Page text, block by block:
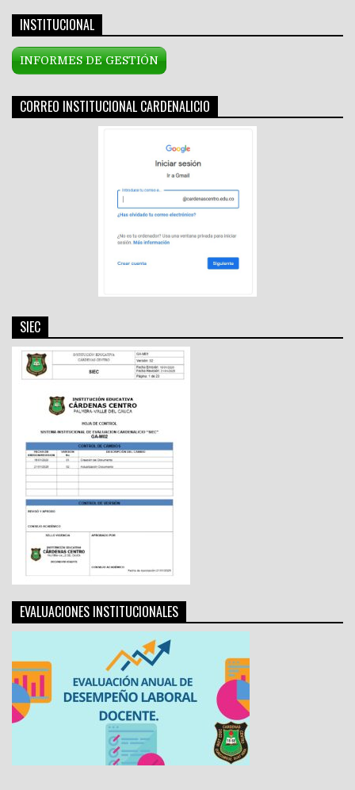
INSTITUCIONAL
INFORMES DE GESTIÓN
CORREO INSTITUCIONAL CARDENALICIO
SIEC
EVALUACIONES INSTITUCIONALES